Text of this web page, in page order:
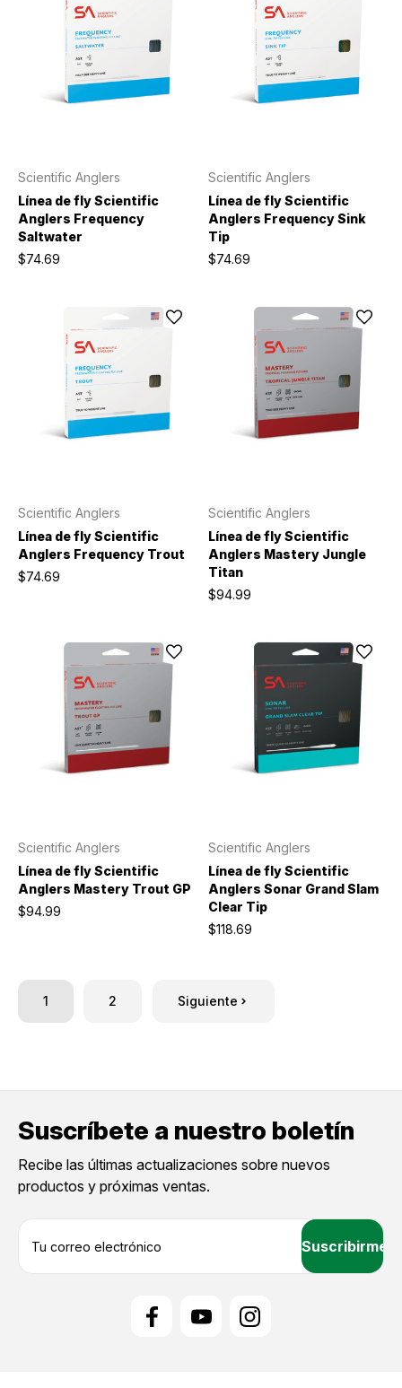
Scientific Anglers
Línea de fly Scientific
Anglers Frequency
Saltwater
$74.69
Scientific Anglers
Línea de fly Scientific
Anglers Frequency Sink
Tip
$74.69
Scientific Anglers
Línea de fly Scientific
Anglers Frequency Trout
$74.69
Scientific Anglers
Línea de fly Scientific
Anglers Mastery Jungle
Titan
$94.99
Scientific Anglers
Línea de fly Scientific
Anglers Mastery Trout GP
$94.99
Scientific Anglers
Línea de fly Scientific
Anglers Sonar Grand Slam
Clear Tip
$118.69
1 2 Siguiente
Suscríbete a nuestro boletín
Recibe las últimas actualizaciones sobre nuevos
productos y próximas ventas.